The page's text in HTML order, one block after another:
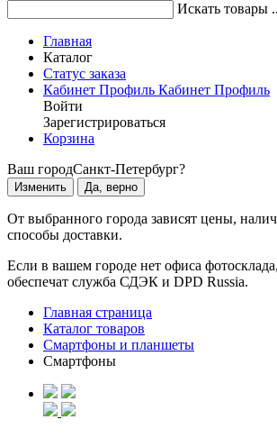
Искать товары
Главная
Каталог
Статус заказа
Кабинет Профиль Кабинет Профиль
Войти
Зарегистрироваться
Корзина
Ваш городСанкт-Петербург?
Изменить Да, верно
От выбранного города зависят цены,
способы доставки.
Если в вашем городе нет офиса
обеспечат служба СДЭК и DPD Russia.
Главная страница
Каталог товаров
Смартфоны и планшеты
Смартфоны